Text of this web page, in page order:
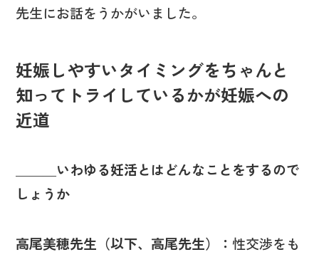
先生にお話をうかがいました。
妊娠しやすいタイミングをちゃんと
知ってトライしているかが妊娠への
近道
＿＿＿いわゆる妊活とはどんなことをするので
しょうか
高尾美穂先生（以下、高尾先生）： 性交渉をも